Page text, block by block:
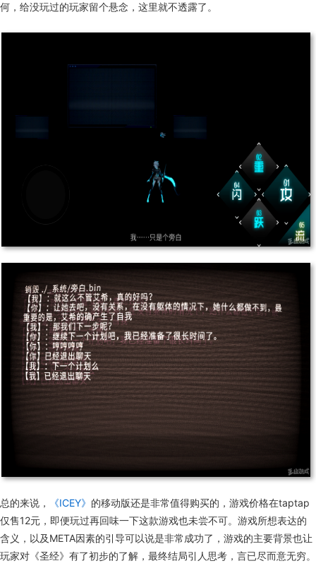
何，给没玩过的玩家留个悬念，这里就不透露了。
总的来说， 《ICEY》 的移动版还是非常值得购买的，游戏价格在taptap
仅售12元，即便玩过再回味一下这款游戏也未尝不可。游戏所想表达的
含义，以及META因素的引导可以说是非常成功了，游戏的主要背景也让
玩家对《圣经》有了初步的了解，最终结局引人思考，言已尽而意无穷。